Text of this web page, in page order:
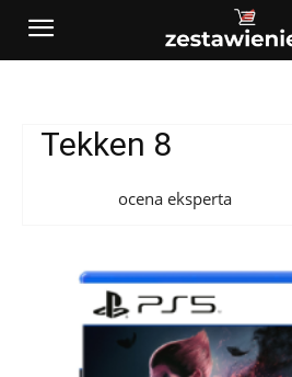
Tekken 8
ocena eksperta